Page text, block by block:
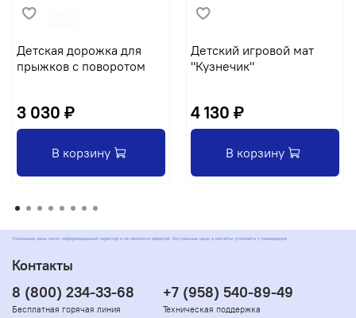
Детская дорожка для
прыжков с поворотом
3 030 ₽
В корзину
Детский игровой мат
"Кузнечик"
4 130 ₽
В корзину
Указанные цены носят информационный характер и не являются офертой. Актуальные цены и расчёты уточняйте у менеджеров
Контакты
8 (800) 234-33-68
Бесплатная горячая линия
+7 (958) 540-89-49
Техническая поддержка